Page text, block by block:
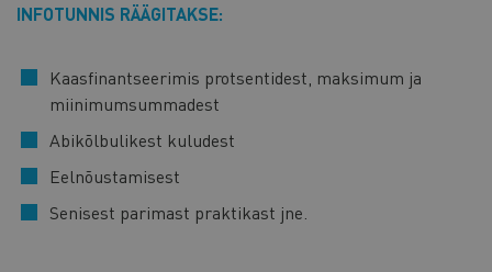
INFOTUNNIS RÄÄGITAKSE:
Kaasfinantseerimis protsentidest, maksimum ja
miinimumsummadest
Abikõlbulikest kuludest
Eelnõustamisest
Senisest parimast praktikast jne.